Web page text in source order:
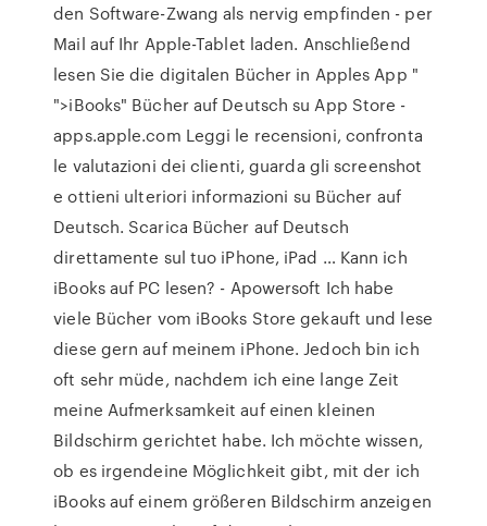
den Software-Zwang als nervig empfinden - per
Mail auf Ihr Apple-Tablet laden. Anschließend
lesen Sie die digitalen Bücher in Apples App "
">iBooks" ‎Bücher auf Deutsch su App Store -
apps.apple.com ‎Leggi le recensioni, confronta
le valutazioni dei clienti, guarda gli screenshot
e ottieni ulteriori informazioni su Bücher auf
Deutsch. Scarica Bücher auf Deutsch
direttamente sul tuo iPhone, iPad … Kann ich
iBooks auf PC lesen? - Apowersoft Ich habe
viele Bücher vom iBooks Store gekauft und lese
diese gern auf meinem iPhone. Jedoch bin ich
oft sehr müde, nachdem ich eine lange Zeit
meine Aufmerksamkeit auf einen kleinen
Bildschirm gerichtet habe. Ich möchte wissen,
ob es irgendeine Möglichkeit gibt, mit der ich
iBooks auf einem größeren Bildschirm anzeigen